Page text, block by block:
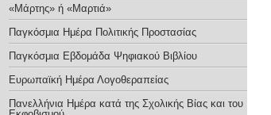
«Μάρτης» ή «Μαρτιά»
Παγκόσμια Ημέρα Πολιτικής Προστασίας
Παγκόσμια Εβδομάδα Ψηφιακού Βιβλίου
Ευρωπαϊκή Ημέρα Λογοθεραπείας
Πανελλήνια Ημέρα κατά της Σχολικής Βίας και του